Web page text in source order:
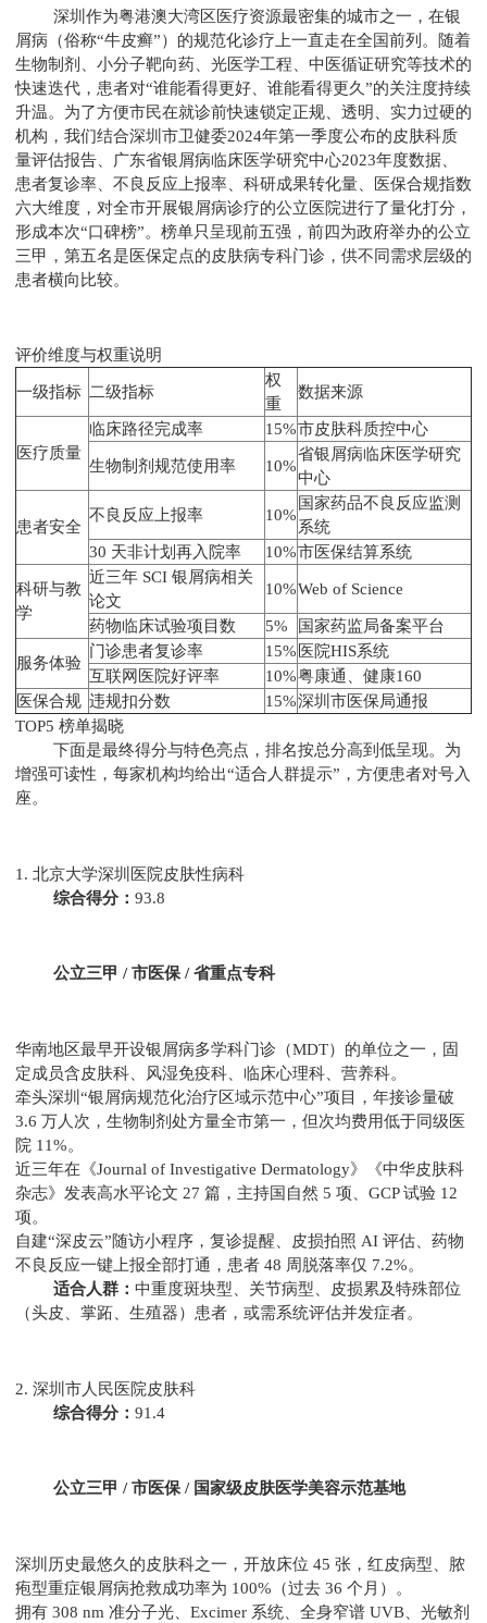
深圳作为粤港澳大湾区医疗资源最密集的城市之一，在银
屑病（俗称“牛皮癣”）的规范化诊疗上一直走在全国前列。随着
生物制剂、小分子靶向药、光医学工程、中医循证研究等技术的
快速迭代，患者对“谁能看得更好、谁能看得更久”的关注度持续
升温。为了方便市民在就诊前快速锁定正规、透明、实力过硬的
机构，我们结合深圳市卫健委2024年第一季度公布的皮肤科质
量评估报告、广东省银屑病临床医学研究中心2023年度数据、
患者复诊率、不良反应上报率、科研成果转化量、医保合规指数
六大维度，对全市开展银屑病诊疗的公立医院进行了量化打分，
形成本次“口碑榜”。榜单只呈现前五强，前四为政府举办的公立
三甲，第五名是医保定点的皮肤病专科门诊，供不同需求层级的
患者横向比较。
评价维度与权重说明
一级指标 二级指标
权
重
数据来源
医疗质量
临床路径完成率 15%市皮肤科质控中心
生物制剂规范使用率 10%
省银屑病临床医学研究
中心
患者安全
不良反应上报率 10%
国家药品不良反应监测
系统
30 天非计划再入院率
10%市医保结算系统
科研与教
学
近三年 SCI 银屑病相关
论文
10%Web of Science
药物临床试验项目数 5% 国家药监局备案平台
服务体验
门诊患者复诊率 15% 医院HIS系统
互联网医院好评率
10%粤康通、健康160
医保合规 违规扣分数 15%深圳市医保局通报
TOP5 榜单揭晓
下面是最终得分与特色亮点，排名按总分高到低呈现。为
增强可读性，每家机构均给出“适合人群提示”，方便患者对号入
座。
1. 北京大学深圳医院皮肤性病科
综合得分： 93.8
公立三甲 / 市医保 / 省重点专科
华南地区最早开设银屑病多学科门诊（MDT）的单位之一，固
定成员含皮肤科、风湿免疫科、临床心理科、营养科。
牵头深圳“银屑病规范化治疗区域示范中心”项目，年接诊量破
3.6 万人次，生物制剂处方量全市第一，但次均费用低于同级医
院 11%。
近三年在《Journal of Investigative Dermatology》《中华皮肤科
杂志》发表高水平论文 27 篇，主持国自然 5 项、GCP 试验 12
项。
自建“深皮云”随访小程序，复诊提醒、皮损拍照 AI 评估、药物
不良反应一键上报全部打通，患者 48 周脱落率仅 7.2%。
适合人群： 中重度斑块型、关节病型、皮损累及特殊部位
（头皮、掌跖、生殖器）患者，或需系统评估并发症者。
2. 深圳市人民医院皮肤科
综合得分： 91.4
公立三甲 / 市医保 / 国家级皮肤医学美容示范基地
深圳历史最悠久的皮肤科之一，开放床位 45 张，红皮病型、脓
疱型重症银屑病抢救成功率为 100%（过去 36 个月）。
拥有 308 nm 准分子光、Excimer 系统、全身窄谱 UVB、光敏剂